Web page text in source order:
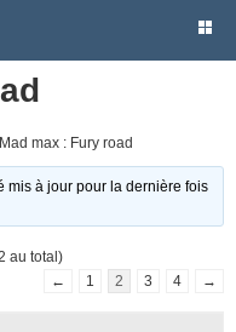
Mad max : Fury road
mis à jour pour la dernière fois
au total)
←
1 2 3 4 →